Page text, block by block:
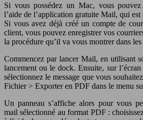
Si vous possédez un Mac, vous
l’aide de l’application gratuite Mail, qui est
Si vous avez déjà créé un compte de
client, vous pouvez enregistrer vos
la procédure qu’il va vous montrer dans
Commencez par lancer Mail, en utilisant
lancement ou le dock. Ensuite, sur
sélectionnez le message que vous
Fichier > Exporter en PDF dans le menu
Un panneau s’affiche alors pour vous
mail sélectionné au format PDF :